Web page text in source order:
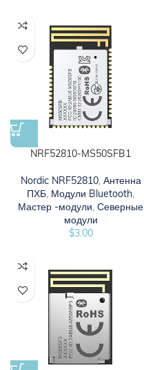
NRF52810-MS50SFB1
Nordic NRF52810, Антенна
ПХБ, Модули Bluetooth,
Мастер -модули, Северные
модули
$3.00